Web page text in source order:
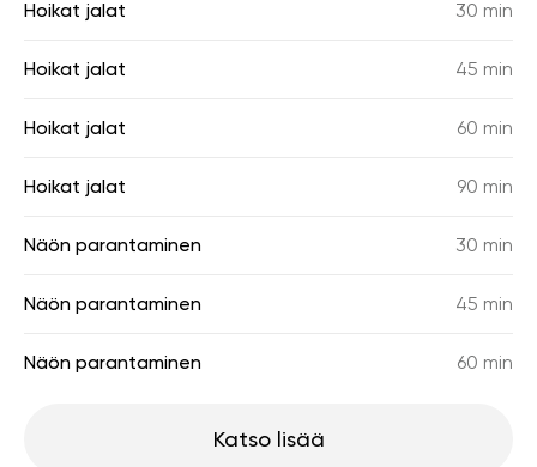
Hoikat jalat 30 min
Hoikat jalat 45 min
Hoikat jalat 60 min
Hoikat jalat 90 min
Näön parantaminen 30 min
Näön parantaminen 45 min
Näön parantaminen 60 min
Katso lisää